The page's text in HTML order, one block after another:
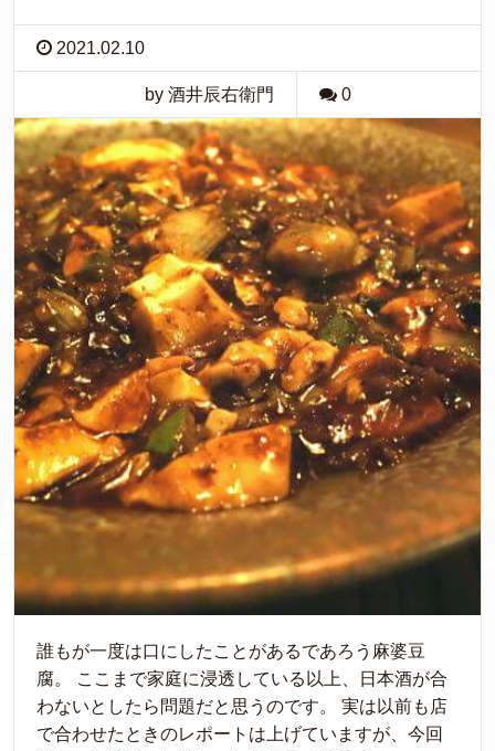
2021.02.10
by 酒井辰右衛門 0
誰もが一度は口にしたことがあるであろう麻婆豆
腐。 ここまで家庭に浸透している以上、日本酒が合
わないとしたら問題だと思うのです。 実は以前も店
で合わせたときのレポートは上げていますが、今回